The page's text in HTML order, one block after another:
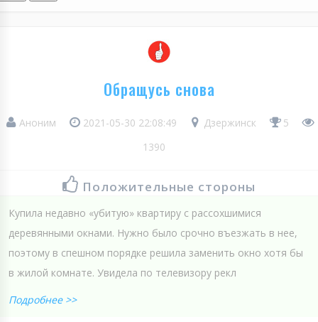
Обращусь снова
Аноним 2021-05-30 22:08:49 Дзержинск
5
1390
Положительные стороны
Купила недавно «убитую» квартиру с рассохшимися
деревянными окнами. Нужно было срочно въезжать в нее,
поэтому в спешном порядке решила заменить окно хотя бы
в жилой комнате. Увидела по телевизору рекл
Подробнее >>